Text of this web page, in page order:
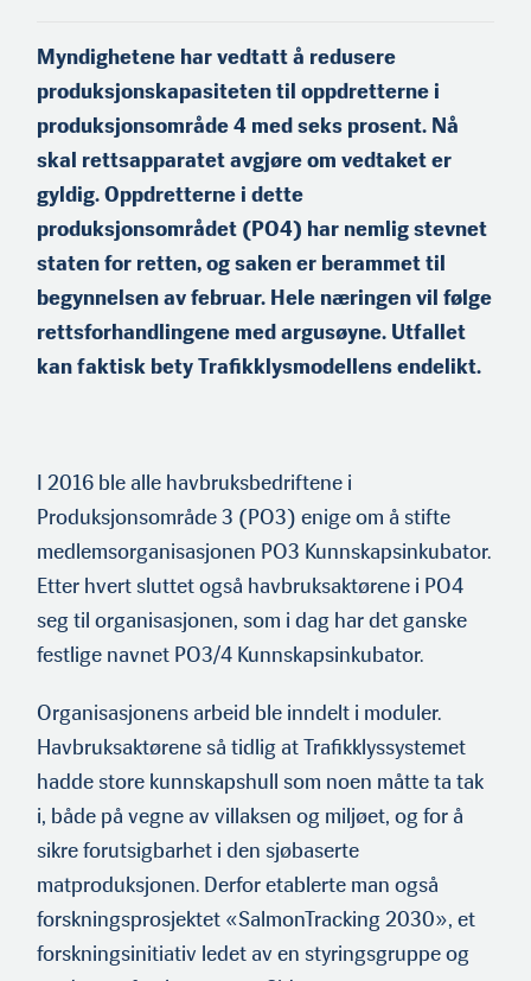
driftene i produksjonsområdene 3 og 4. (Foto: Alsaker)
Myndighetene har vedtatt å redusere
produksjonskapasiteten til oppdretterne i
produksjonsområde 4 med seks prosent. Nå
skal rettsapparatet avgjøre om vedtaket er
gyldig. Oppdretterne i dette
produksjonsområdet (PO4) har nemlig stevnet
staten for retten, og saken er berammet til
begynnelsen av februar. Hele næringen vil følge
rettsforhandlingene med argusøyne. Utfallet
kan faktisk bety Trafikklysmodellens endelikt.
I 2016 ble alle havbruksbedriftene i
Produksjonsområde 3 (PO3) enige om å stifte
medlemsorganisasjonen PO3 Kunnskapsinkubator.
Etter hvert sluttet også havbruksaktørene i PO4
seg til organi­sasjonen, som i dag har det ganske
festlige navnet PO3/4 Kun­nskapsinkubator.
Organisasjonens arbeid ble inndelt i moduler.
Havbruksaktørene så tidlig at Trafikklyssystemet
hadde store kunnskapshull som noen måtte ta tak
i, både på vegne av villaksen og miljøet, og for å
sikre forutsigbarhet i den sjøbaserte
matproduksjonen. Derfor etablerte man også
forskningsprosjektet «SalmonTracking 2030», et
forskningsinitiativ ledet av en styringsgruppe og